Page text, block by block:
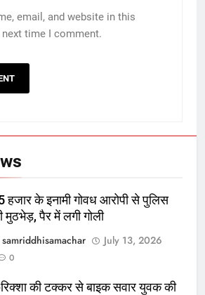
email, and website in this
time I comment.
हजार के इनामी गोवध आरोपी से पुलिस
मुठभेड़, पैर में लगी गोली
samriddhisamachar
July 13, 2026
0
की टक्कर से बाइक सवार युवक की